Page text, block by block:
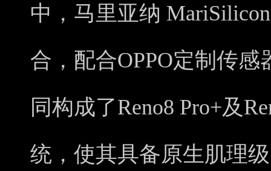
中，马里亚纳
合，配合OPPO定制传
同构成了Reno8 Pro+及
统，使其具备原生肌理